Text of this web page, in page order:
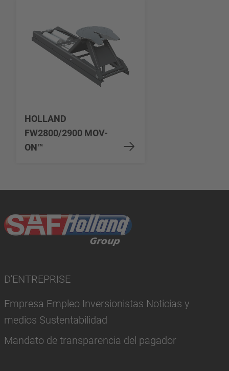
HOLLAND
FW2800/2900 MOV-
ON™
D'ENTREPRISE
Empresa Empleo Inversionistas Noticias y
medios Sustentabilidad
Mandato de transparencia del pagador